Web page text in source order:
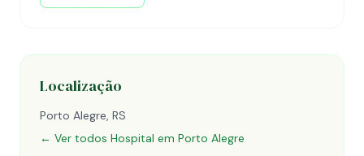
Localização
Porto Alegre, RS
← Ver todos Hospital em Porto Alegre